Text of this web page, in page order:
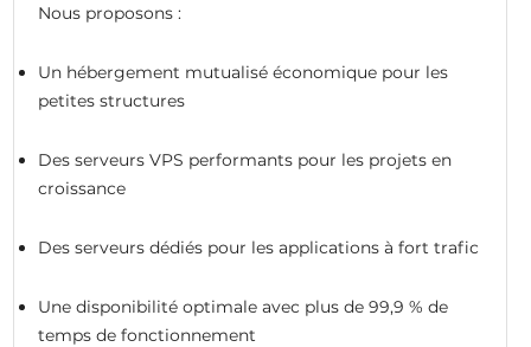
Nous proposons :
Un hébergement mutualisé économique pour les
petites structures
Des serveurs VPS performants pour les projets en
croissance
Des serveurs dédiés pour les applications à fort trafic
Une disponibilité optimale avec plus de 99,9 % de
temps de fonctionnement